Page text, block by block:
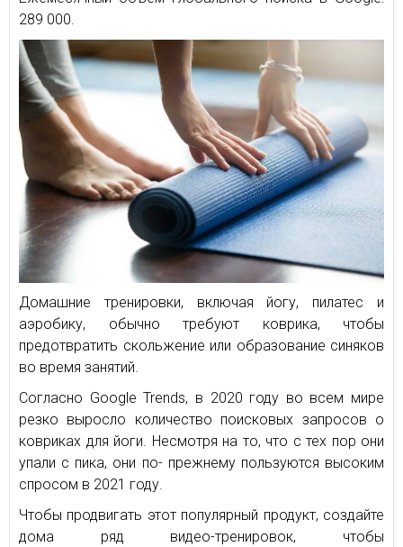
289 000.
Домашние тренировки, включая йогу, пилатес и
аэробику, обычно требуют коврика, чтобы
предотвратить скольжение или образование синяков
во время занятий.
Согласно Google Trends, в 2020 году во всем мире
резко выросло количество поисковых запросов о
ковриках для йоги. Несмотря на то, что с тех пор они
упали с пика, они по- прежнему пользуются высоким
спросом в 2021 году.
Чтобы продвигать этот популярный продукт, создайте
дома ряд видео-тренировок, чтобы